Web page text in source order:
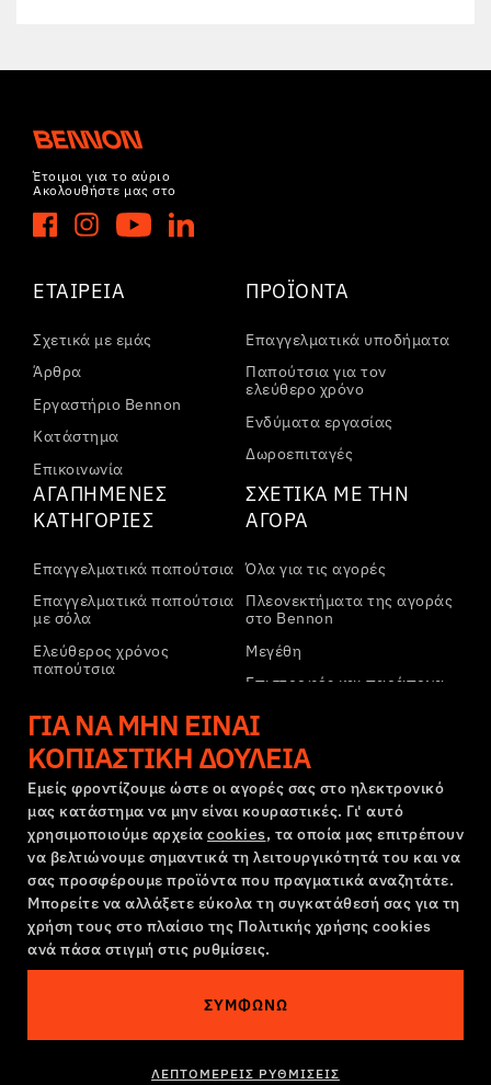
Έτοιμοι για το αύριο
Ακολουθήστε μας στο
ΕΤΑΙΡΕΊΑ
Σχετικά με εμάς
Άρθρα
Εργαστήριο Bennon
Κατάστημα
Επικοινωνία
ΠΡΟΪΌΝΤΑ
Επαγγελματικά υποδήματα
Παπούτσια για τον
ελεύθερο χρόνο
Ενδύματα εργασίας
Δωροεπιταγές
ΑΓΑΠΗΜΈΝΕΣ
ΚΑΤΗΓΟΡΊΕΣ
Επαγγελματικά παπούτσια
Επαγγελματικά παπούτσια
με σόλα
Ελεύθερος χρόνος
παπούτσια
παπούτσια αστραγάλου
Παντελόνια
Φούτερ
ΣΧΕΤΙΚΆ ΜΕ ΤΗΝ
ΑΓΟΡΆ
Όλα για τις αγορές
Πλεονεκτήματα της αγοράς
στο Bennon
Μεγέθη
Επιστροφές και παράπονα
Μεταφορά και πληρωμή
Εταιρικός λογαριασμός
Εγγραφή στο B2B
Παράπονα και εγγύηση
Όροι και προϋποθέσεις
Πολιτική Παραπόνων
Ρυθμίσεις cookies
GDPR
Ελλάδα | Ελληνική γλώσσα
ΓΙΑ ΝΑ ΜΗΝ ΕΊΝΑΙ
ΚΟΠΙΑΣΤΙΚΉ ΔΟΥΛΕΙΆ
Εμείς φροντίζουμε ώστε οι αγορές σας στο ηλεκτρονικό
μας κατάστημα να μην είναι κουραστικές. Γι' αυτό
χρησιμοποιούμε αρχεία cookies, τα οποία μας επιτρέπουν
να βελτιώνουμε σημαντικά τη λειτουργικότητά του και να
σας προσφέρουμε προϊόντα που πραγματικά αναζητάτε.
Μπορείτε να αλλάξετε εύκολα τη συγκατάθεσή σας για τη
χρήση τους στο πλαίσιο της Πολιτικής χρήσης cookies
ανά πάσα στιγμή στις ρυθμίσεις.
ΣΥΜΦΩΝΏ
ΛΕΠΤΟΜΕΡΕΊΣ ΡΥΘΜΊΣΕΙΣ